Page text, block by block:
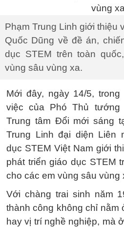
Phạm Trung Linh giới thiệu
Quốc Dũng về đề án,
dục STEM trên toàn
vùng sâu vùng xa.
Mới đây, ngày 14/5,
việc của Phó Thủ
Trung tâm Đổi mới sáng
Trung Linh đại diện Liên
dục STEM Việt Nam giới
phát triển giáo dục STEM
cho các em vùng sâu vùng
Với chàng trai sinh năm
thành công không chỉ nằm
hay vị trí nghề nghiệp, mà